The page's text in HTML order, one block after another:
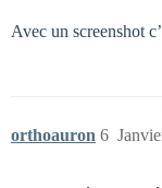
Avec un screenshot
orthoauron 6